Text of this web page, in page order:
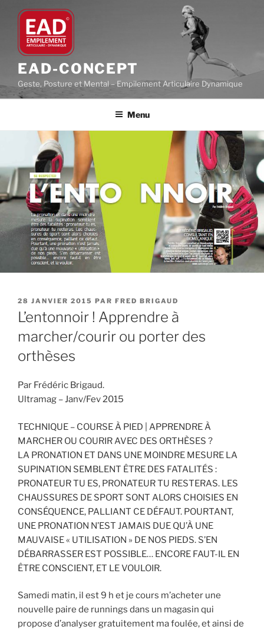
contenu
principal
EAD-CONCEPT
Geste, Posture et Mental – Empilement Articulaire Dynamique
Menu
PUBLIÉ
LE
28 JANVIER 2015 PAR FRED BRIGAUD
L’entonnoir ! Apprendre à
marcher/courir ou porter des
orthèses
Par Frédéric Brigaud.
Ultramag – Janv/Fev 2015
TECHNIQUE – COURSE À PIED | APPRENDRE À
MARCHER OU COURIR AVEC DES ORTHÈSES ?
LA PRONATION ET DANS UNE MOINDRE MESURE LA
SUPINATION SEMBLENT ÊTRE DES FATALITÉS :
PRONATEUR TU ES, PRONATEUR TU RESTERAS. LES
CHAUSSURES DE SPORT SONT ALORS CHOISIES EN
CONSÉQUENCE, PALLIANT CE DÉFAUT. POURTANT,
UNE PRONATION N’EST JAMAIS DUE QU’À UNE
MAUVAISE « UTILISATION » DE NOS PIEDS. S’EN
DÉBARRASSER EST POSSIBLE… ENCORE FAUT-IL EN
ÊTRE CONSCIENT, ET LE VOULOIR.
Samedi matin, il est 9 h et je cours m’acheter une
nouvelle paire de runnings dans un magasin qui
propose d’analyser gratuitement ma foulée, et ainsi de